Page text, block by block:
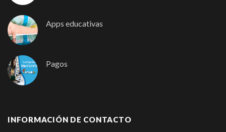
Apps educativas
Pagos
INFORMACIÓN DE CONTACTO